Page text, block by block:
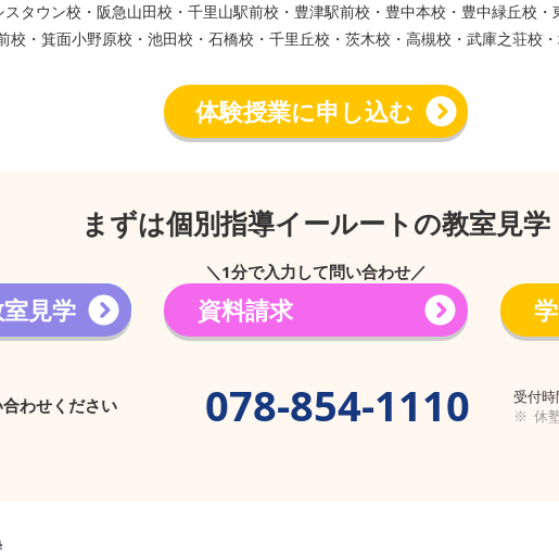
スタウン校・阪急山田校・千里山駅前校・豊津駅前校・豊中本校・豊中緑丘校・
校・箕面小野原校・池田校・石橋校・千里丘校・茨木校・高槻校・武庫之荘校
体験授業に申し込む
まずは個別指導イールートの教室見学
＼1分で入力して問い合わせ／
見学 →
見学 資料請求 学
わせください 078-854-1110
受付時
※ 休